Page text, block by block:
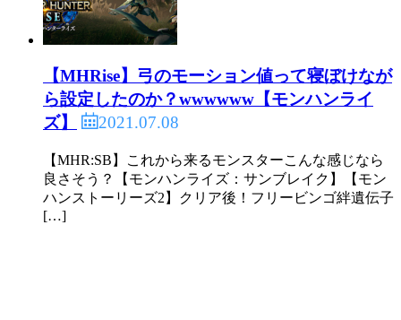
【MHRise】弓のモーション値って寝ぼけなが
ら設定したのか？wwwwww【モンハンライ
ズ】
2021.07.08
【MHR:SB】これから来るモンスターこんな感じなら
良さそう？【モンハンライズ：サンブレイク】【モン
ハンストーリーズ2】クリア後！フリービンゴ絆遺伝子
[…]